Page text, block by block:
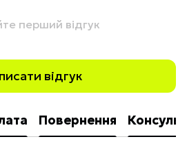
перший відгук
відгук
Повернення